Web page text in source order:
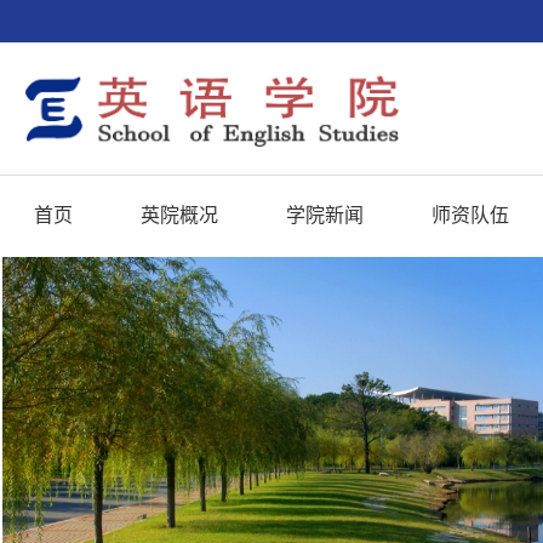
首页 英院概况 学院新闻 师资队伍